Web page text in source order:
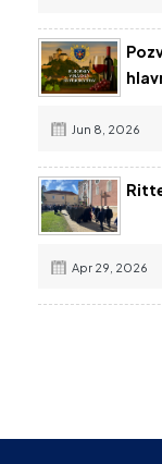
Jun 8, 2026
Apr 29, 2026